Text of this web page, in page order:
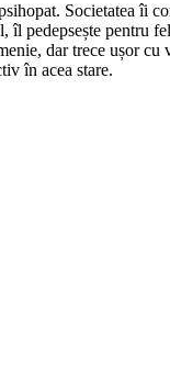
Societatea îi
îl pedepsește pentru
dar trece ușor cu
în acea stare.